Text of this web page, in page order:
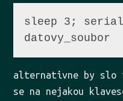
sleep 3;
alternativne by slo
se na nejakou